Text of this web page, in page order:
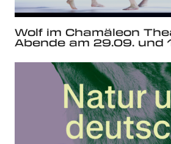
Wolf im Chamäleon
Abende am 29.09. und